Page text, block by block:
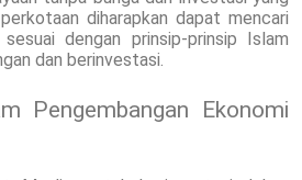
diharapkan dapat mencari
dengan prinsip-prinsip Islam
dan berinvestasi.
Pengembangan Ekonomi